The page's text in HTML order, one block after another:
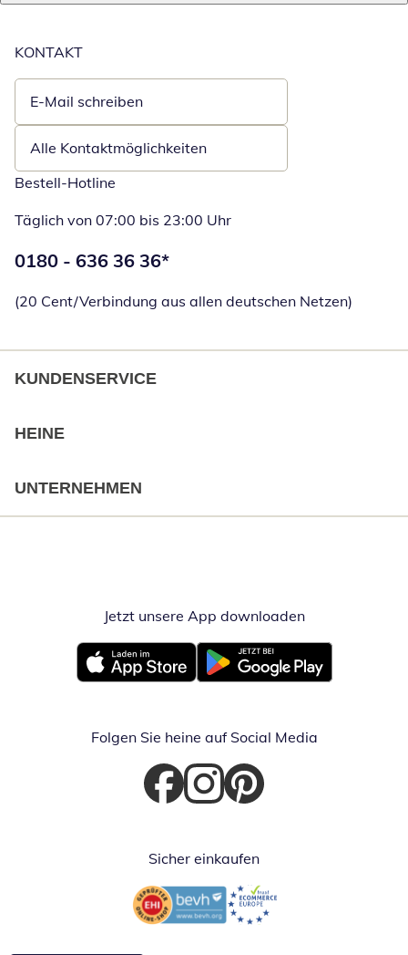
KONTAKT
E-Mail schreiben
Öffnet E-Mail-Client
Alle Kontaktmöglichkeiten
Bestell-Hotline
Täglich von 07:00 bis 23:00 Uhr
Telefonnummer:
0180 - 636 36 36*
(20 Cent/Verbindung aus allen deutschen Netzen)
KUNDENSERVICE
HEINE
UNTERNEHMEN
Jetzt unsere App downloadenÖffnet in
Öffnet in neuem FensterÖffnet in neuem Fenster
Folgen Sie heine auf Social Media
Öffnet in neuem Fenster
Öffnet in neuem Fenster
Öffnet in neuem Fenster
Sicher einkaufen
Öffnet in neuem FensterÖffnet in neuem Fenster